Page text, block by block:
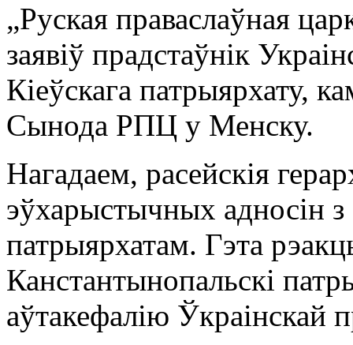
„Руская праваслаўная
заявіў прадстаўнік
Кіеўскага патрыярхату,
Сынода РПЦ у Менску.
Нагадаем, расейскія
эўхарыстычных адносін
патрыярхатам. Гэта
Канстантынопальскі
аўтакефалію Ўкраінскай